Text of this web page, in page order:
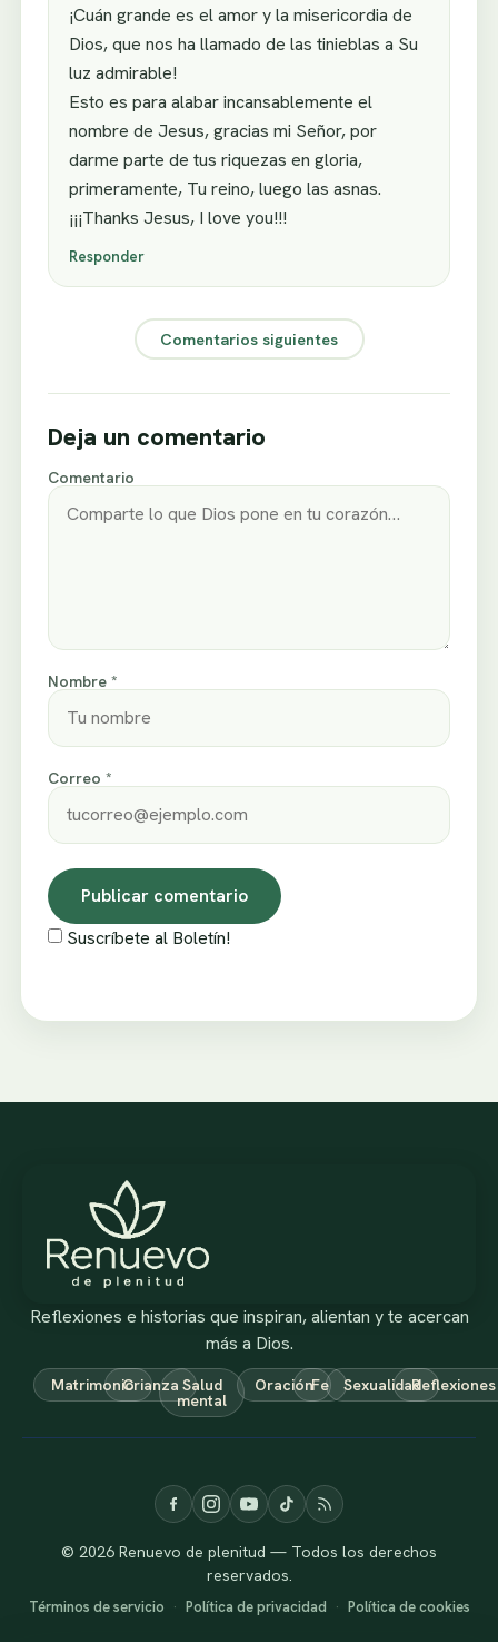
¡Cuán grande es el amor y la misericordia de
Dios, que nos ha llamado de las tinieblas a Su
luz admirable!
Esto es para alabar incansablemente el
nombre de Jesus, gracias mi Señor, por
darme parte de tus riquezas en gloria,
primeramente, Tu reino, luego las asnas.
¡¡¡Thanks Jesus, I love you!!!
Responder
Comentarios siguientes
Deja un comentario
Comentario
Nombre *
Correo *
Suscríbete al Boletín!
Reflexiones e historias que inspiran, alientan y te acercan
más a Dios.
MatrimonioCrianza Salud
mental
OraciónFe SexualidadReflexiones
© 2026 Renuevo de plenitud — Todos los derechos
reservados.
Términos de servicio · Política de privacidad · Política de cookies